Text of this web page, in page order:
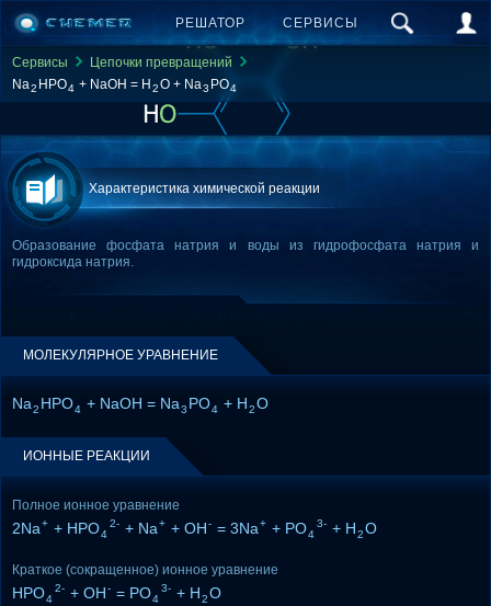
РЕШАТОР СЕРВИСЫ
Сервисы
Цепочки превращений
Na2 HPO4 + NaOH = H 2O + Na3 PO4
Характеристика химической реакции
Образование фосфата натрия и воды из гидрофосфата натрия и
гидроксида натрия.
МОЛЕКУЛЯРНОЕ УРАВНЕНИЕ
Na2 HPO4 + NaOH = Na3 PO4 + H2O
ИОННЫЕ РЕАКЦИИ
Полное ионное уравнение
2Na+ + HPO4
2- + Na+ + OH- = 3Na+ + PO4
3- + H2O
Краткое (сокращенное) ионное уравнение
HPO4
2- + OH- = PO4
3- + H2O